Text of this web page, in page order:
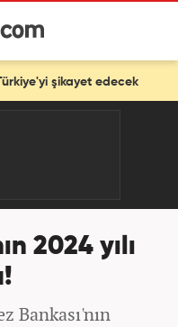
2024 yılı
Bankası'nın